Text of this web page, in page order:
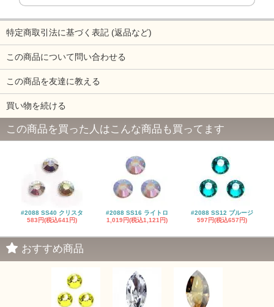
特定商取引法に基づく表記 (返品など)
この商品について問い合わせる
この商品を友達に教える
買い物を続ける
この商品を買った人はこんな商品も買ってます
#2088 SS40 クリスタ
583円(税込641円)
#2088 SS16 ライトロ
1,019円(税込1,121円)
#2088 SS12 ブルージ
597円(税込657円)
おすすめ商品